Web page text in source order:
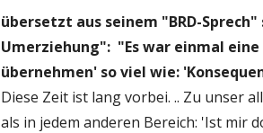
übersetzt aus seinem "BRD-
Umerziehung": "Es war einmal
übernehmen' so viel wie:
Diese Zeit ist lang vorbei. .. Zu unser
als in jedem anderen Bereich: 'Ist mir